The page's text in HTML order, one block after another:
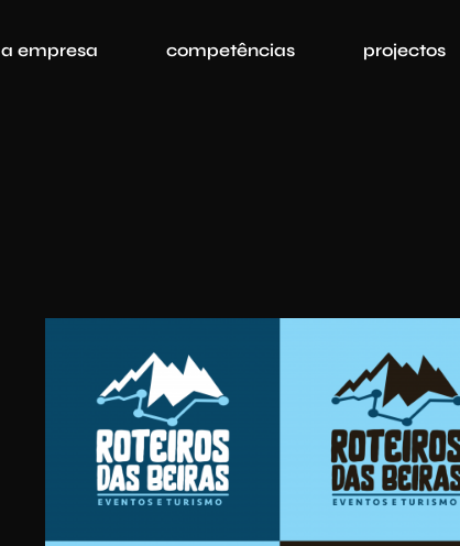
a empresa competências projectos